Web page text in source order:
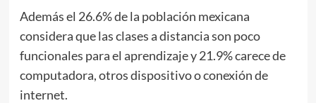
Además el 26.6% de la población mexicana
considera que las clases a distancia son poco
funcionales para el aprendizaje y 21.9% carece de
computadora, otros dispositivo o conexión de
internet.